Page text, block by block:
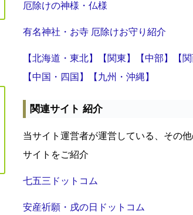
厄除けの神様・仏様
有名神社・お寺 厄除けお守り紹介
【北海道・東北】 【関東】 【中部】
【
【中国・四国】
【九州・沖縄】
関連サイト 紹介
当サイト運営者が運営している、その
サイトをご紹介
七五三ドットコム
安産祈願・戌の日ドットコム